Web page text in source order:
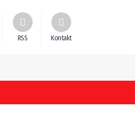
RSS Kontakt